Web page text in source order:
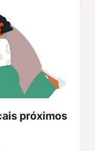
próximos